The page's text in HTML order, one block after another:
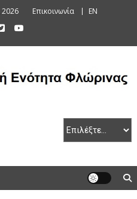
Επικοινωνία EN